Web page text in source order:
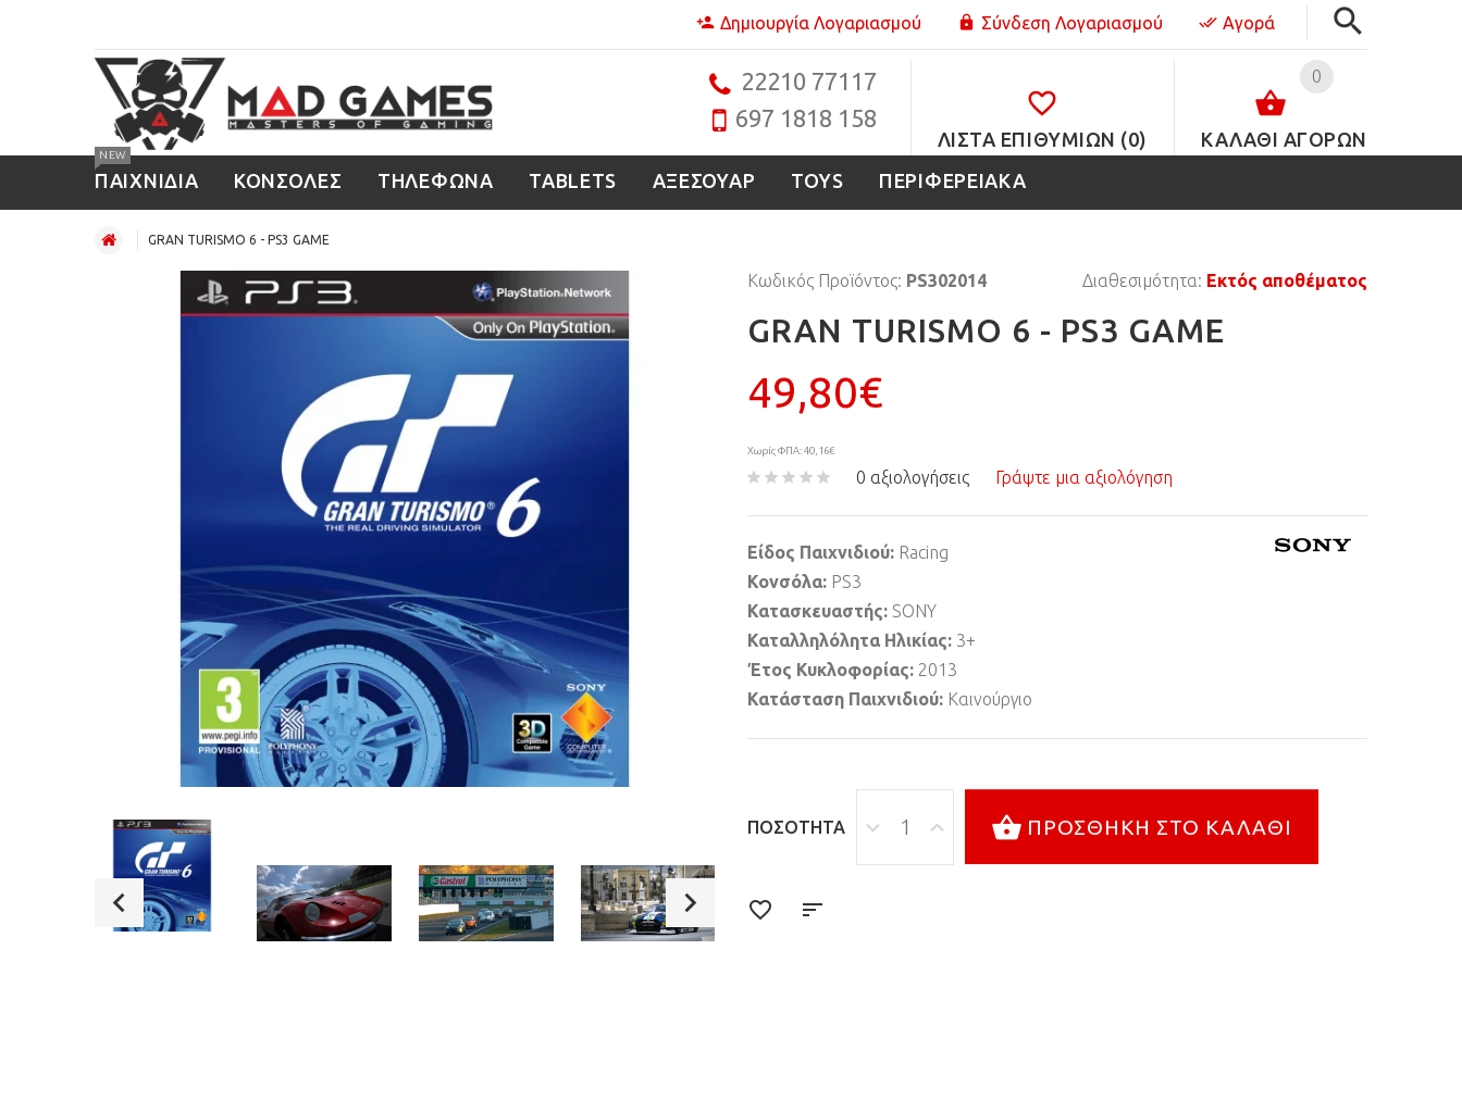
Δημιουργία Λογαριασμού Σύνδεση Λογαριασμού Αγορά
0
ΚΑΛΑΘΙ ΑΓΟΡΩΝ
ΛΊΣΤΑ ΕΠΙΘΥΜΙΏΝ (0)
22210 77117
697 1818 158
ΠΑΙΧΝΙΔΙΑ
NEW
ΚΟΝΣΟΛΕΣ ΤΗΛΕΦΩΝΑ TABLETS ΑΞΕΣΟΥΑΡ TOYS ΠΕΡΙΦΕΡΕΙΑΚΑ
GRAN TURISMO 6 - PS3 GAME
Κωδικός Προϊόντος: PS302014 Διαθεσιμότητα: Εκτός αποθέματος
GRAN TURISMO 6 - PS3 GAME
49,80€
Χωρίς ΦΠΑ: 40,16€
0 αξιολογήσεις Γράψτε μια αξιολόγηση
Είδος Παιχνιδιού: Racing
Κονσόλα: PS3
Κατασκευαστής: SONY
Καταλληλόλητα Ηλικίας: 3+
Έτος Κυκλοφορίας: 2013
Κατάσταση Παιχνιδιού: Καινούργιο
ΠΟΣΌΤΗΤΑ ΠΡΟΣΘΉΚΗ ΣΤΟ ΚΑΛΆΘΙ